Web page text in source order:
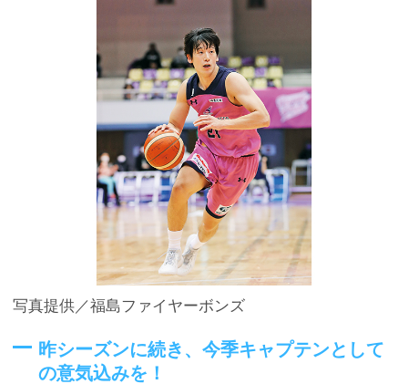
写真提供／福島ファイヤーボンズ
昨シーズンに続き、今季キャプテンとして
の意気込みを！